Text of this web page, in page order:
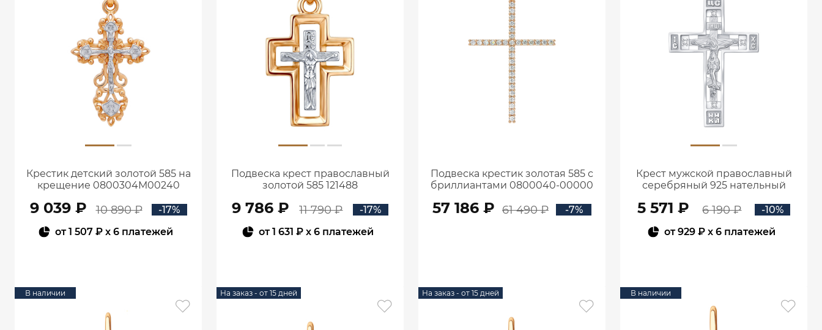
Крестик детский золотой 585 на
крещение 0800304М00240
9 039 ₽ 10 890 ₽
-17%
от1 507 ₽ x 6 платежей
Подвеска крест православный
золотой 585 121488
9 786 ₽ 11 790 ₽
-17%
от1 631 ₽x 6 платежей
Подвеска крестик золотая 585 с
бриллиантами 0800040-00000
57 186 ₽ 61 490 ₽ -7%
Крест мужской православный
серебряный 925 нательный
5 571 ₽ 6 190 ₽
-10%
от929 ₽x 6 платежей
В наличии На заказ - от 15 дней На заказ - от 15 дней В наличии